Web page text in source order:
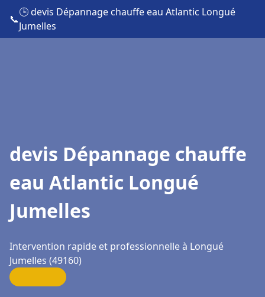
📞
🕒 devis Dépannage chauffe eau Atlantic Longué
Jumelles
devis Dépannage chauffe
eau Atlantic Longué
Jumelles
Intervention rapide et professionnelle à Longué
Jumelles (49160)